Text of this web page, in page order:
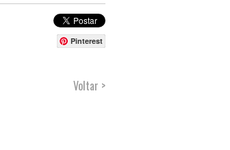
Pinterest
Voltar >